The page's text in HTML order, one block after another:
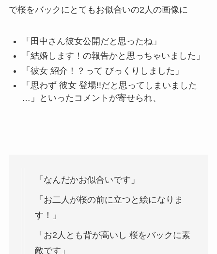
で桜をバックにとてもお似合いの2人の画像に
「田中さん彼女公開だと思ったね」
「結婚します！の報告かと思っちゃいました」
「彼女 紹介！？って びっくりしました」
「思わず 彼女 登場!!だと思ってしまいました
…」といったコメントが寄せられ、
「なんだかお似合いです」
「お二人が桜の前に立つと絵になりま
す！」
「お2人とも背が高いし 桜をバックに素
敵です」